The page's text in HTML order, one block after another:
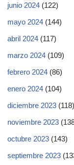
junio 2024 (122)
mayo 2024 (144)
abril 2024 (117)
marzo 2024 (109)
febrero 2024 (86)
enero 2024 (104)
diciembre 2023 (118)
noviembre 2023
octubre 2023 (143)
septiembre 2023